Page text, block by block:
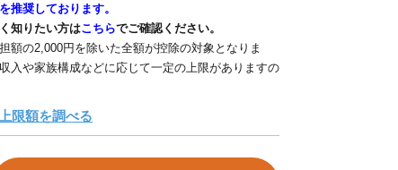
推奨しております。
知りたい方はこちらでご確認ください。
額の2,000円を除いた全額が控除の対象となりま
入や家族構成などに応じて一定の上限がありますの
上限額を調べる